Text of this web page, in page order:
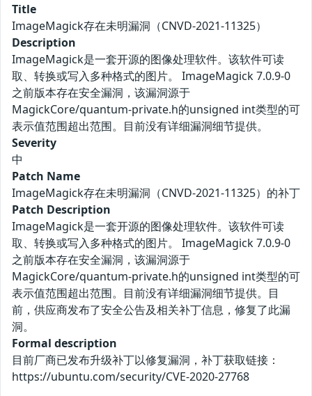
Title
ImageMagick存在未明漏洞（CNVD-2021-11325）
Description
ImageMagick是一套开源的图像处理软件。该软件可读
取、转换或写入多种格式的图片。 ImageMagick 7.0.9-0
之前版本存在安全漏洞，该漏洞源于
MagickCore/quantum-private.h的unsigned int类型的可
表示值范围超出范围。目前没有详细漏洞细节提供。
Severity
中
Patch Name
ImageMagick存在未明漏洞（CNVD-2021-11325）的补丁
Patch Description
ImageMagick是一套开源的图像处理软件。该软件可读
取、转换或写入多种格式的图片。 ImageMagick 7.0.9-0
之前版本存在安全漏洞，该漏洞源于
MagickCore/quantum-private.h的unsigned int类型的可
表示值范围超出范围。目前没有详细漏洞细节提供。目
前，供应商发布了安全公告及相关补丁信息，修复了此漏
洞。
Formal description
目前厂商已发布升级补丁以修复漏洞，补丁获取链接：
https://ubuntu.com/security/CVE-2020-27768